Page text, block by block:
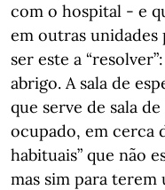
com o hospital - e
em outras unidades
ser este a
abrigo. A sala de
que serve de sala
ocupado, em cerca
habituais” que não
mas sim para